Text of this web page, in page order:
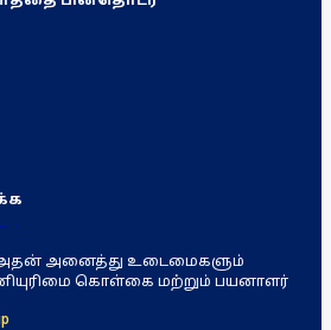
அதன் அனைத்து உடைமைகளும்
கொள்கை மற்றும் பயனாளர்